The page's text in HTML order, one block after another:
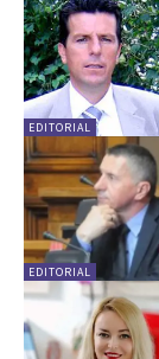
EDITORIAL
EDITORIAL